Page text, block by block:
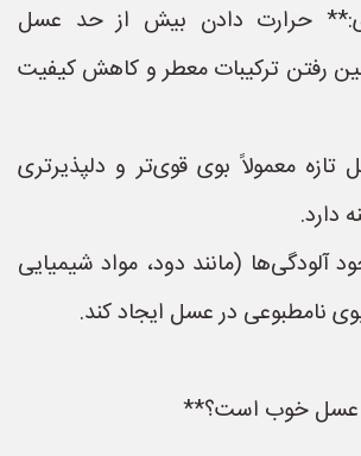
حرارت دادن بیش از حد عسل
رفتن ترکیبات معطر و کاهش کیفیت
معمولاً بوی قوی‌تر و دلپذیرتری
دارد.
آلودگی‌ها (مانند دود، مواد شیمیایی
نامطبوعی در عسل ایجاد کند.
عسل خوب است؟**